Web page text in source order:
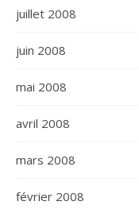
juillet 2008
juin 2008
mai 2008
avril 2008
mars 2008
février 2008